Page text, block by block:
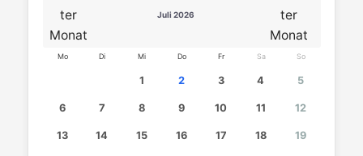
Juli 2026
Mo Di Mi Do Fr Sa So
1 2 3 4 5
6 7 8 9 10 11 12
13 14 15 16 17 18 19